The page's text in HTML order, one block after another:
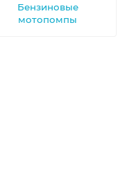
Бензиновые
мотопомпы